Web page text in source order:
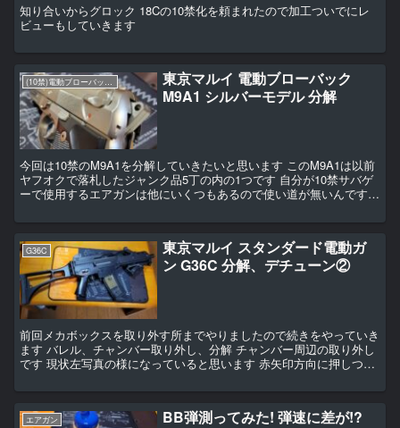
知り合いからグロック 18Cの10禁化を頼まれたので加工ついでにレ
ビューもしていきます
東京マルイ 電動ブローバック
M9A1 シルバーモデル 分解
今回は10禁のM9A1を分解していきたいと思います このM9A1は以前
ヤフオクで落札したジャンク品5丁の内の1つです 自分が10禁サバゲ
ーで使用するエアガンは他にいくつもあるので使い道が無いんですね
G36C
東京マルイ スタンダード電動ガ
ン G36C 分解、デチューン②
前回メカボックスを取り外す所までやりましたので続きをやっていき
ます バレル、チャンバー取り外し、分解 チャンバー周辺の取り外し
です 現状左写真の様になっていると思います 赤矢印方向に押しつつ
エアガン BB弾測ってみた! 弾速に差が!?